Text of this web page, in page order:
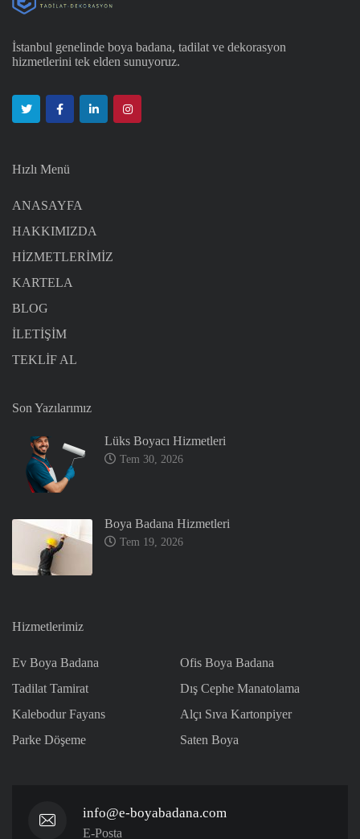
İstanbul genelinde boya badana, tadilat ve dekorasyon
hizmetlerini tek elden sunuyoruz.
Hızlı Menü
ANASAYFA
HAKKIMIZDA
HİZMETLERİMİZ
KARTELA
BLOG
İLETİŞİM
TEKLİF AL
Son Yazılarımız
Lüks Boyacı Hizmetleri
Tem 30, 2026
Boya Badana Hizmetleri
Tem 19, 2026
Hizmetlerimiz
Ev Boya Badana
Ofis Boya Badana
Tadilat Tamirat
Dış Cephe Manatolama
Kalebodur Fayans
Alçı Sıva Kartonpiyer
Parke Döşeme
Saten Boya
info@e-boyabadana.com
E-Posta